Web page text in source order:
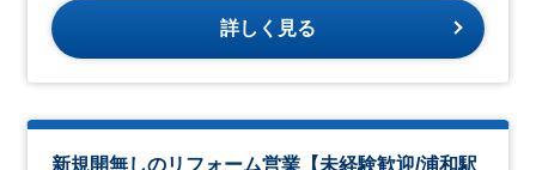
詳しく見る
新規開無しのリフォーム営業【未経験歓迎/浦和駅